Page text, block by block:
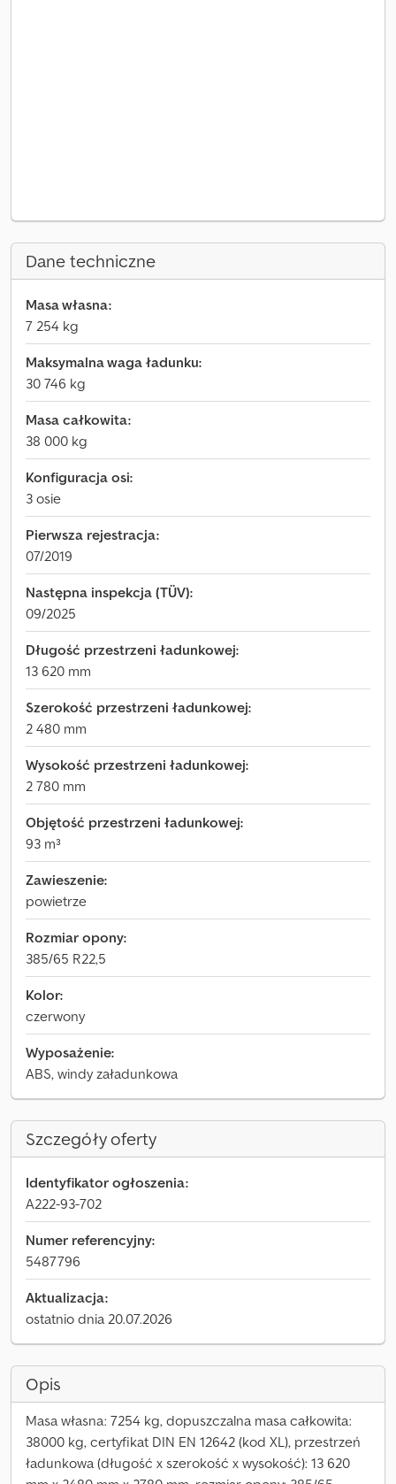
Dane techniczne
Masa własna:
7 254 kg
Maksymalna waga ładunku:
30 746 kg
Masa całkowita:
38 000 kg
Konfiguracja osi:
3 osie
Pierwsza rejestracja:
07/2019
Następna inspekcja (TÜV):
09/2025
Długość przestrzeni ładunkowej:
13 620 mm
Szerokość przestrzeni ładunkowej:
2 480 mm
Wysokość przestrzeni ładunkowej:
2 780 mm
Objętość przestrzeni ładunkowej:
93 m³
Zawieszenie:
powietrze
Rozmiar opony:
385/65 R22,5
Kolor:
czerwony
Wyposażenie:
ABS, windy załadunkowa
Szczegóły oferty
Identyfikator ogłoszenia:
A222-93-702
Numer referencyjny:
5487796
Aktualizacja:
ostatnio dnia 20.07.2026
Opis
Masa własna: 7254 kg, dopuszczalna masa całkowita:
38000 kg, certyfikat DIN EN 12642 (kod XL), przestrzeń
ładunkowa (długość x szerokość x wysokość): 13 620